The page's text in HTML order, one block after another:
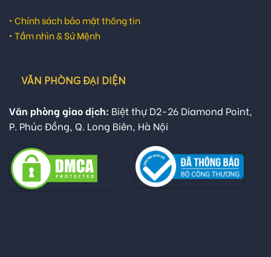
• Chính sách bảo mật thông tin
• Tầm nhìn & Sứ Mệnh
VĂN PHÒNG ĐẠI DIỆN
Văn phòng giao dịch: Biệt thự D2-26 Diamond Point,
P. Phúc Đồng, Q. Long Biên, Hà Nội